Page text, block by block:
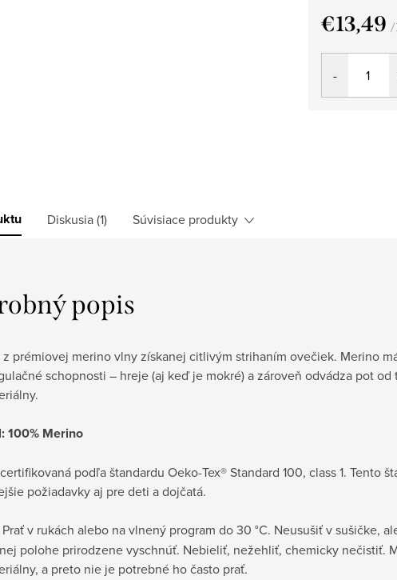
€13,49 /
Jednotková
Diskusia (1) Súvisiace produkty
popis
prémiovej merino vlny získanej citlivým strihaním ovečiek. Merino
schopnosti – hreje (aj keď je mokré) a zároveň odvádza pot od
100% Merino
podľa štandardu Oeko-Tex® Standard 100, class 1. Tento
požiadavky aj pre deti a dojčatá.
Prať v rukách alebo na vlnený program do 30 °C. Neusušiť v sušičke,
polohe prirodzene vyschnúť. Nebieliť, nežehliť, chemicky nečistiť.
a preto nie je potrebné ho často prať.